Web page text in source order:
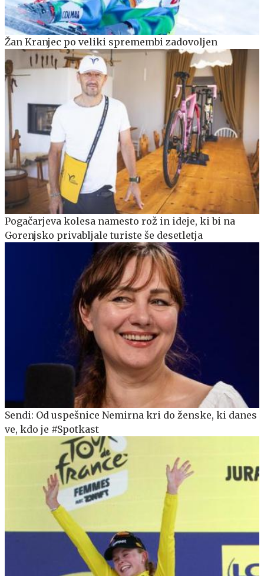
Žan Kranjec po veliki spremembi zadovoljen
Pogačarjeva kolesa namesto rož in ideje, ki bi na
Gorenjsko privabljale turiste še desetletja
Sendi: Od uspešnice Nemirna kri do ženske, ki danes
ve, kdo je #Spotkast